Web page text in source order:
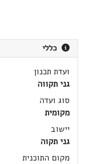
כללי
ועדת תכנון
גני תקווה
סוג ועדה
מקומית
יישוב
גני תקוה
מקום התוכנית